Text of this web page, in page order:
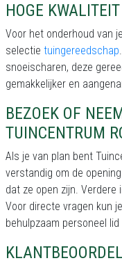
HOGE
Voor het onderhoud van
selectie tuingereedschap
snoeischaren, deze
gemakkelijker en
BEZOEK OF
TUINCENTRUM
Als je van plan bent
verstandig om de
dat ze open zijn.
Voor directe vragen kun je
behulpzaam personeel